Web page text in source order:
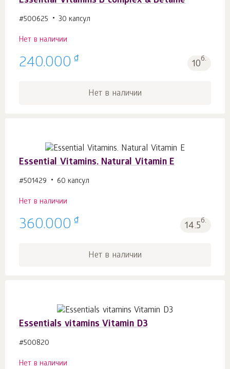
#500625 30 капсул
Нет в наличии
240.000 ₫ 10б.
Нет в наличии
Essential Vitamins. Natural Vitamin E
#501429 60 капсул
Нет в наличии
360.000 ₫ 14.5б.
Нет в наличии
Essentials vitamins Vitamin D3
#500820
Нет в наличии